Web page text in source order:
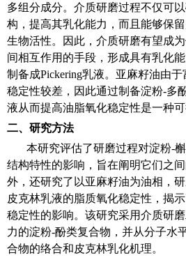
多组分成分。介质研磨过程不仅可
构，提高其乳化能力，而且能够保
生物活性。因此，介质研磨有望成
间相互作用的手段， 形成具有乳化
制备成Pickering乳液。亚麻籽油由
稳定性较差，因此通过制备淀粉-多
液从而提高油脂氧化稳定性是一种可
二、研究方法
本研究评估了研磨过程对淀粉-
结构特性的影响，旨在阐明它们之
外，还研究了以亚麻籽油为油相，
皮克林乳液的脂质氧化稳定性，揭
稳定性的影响。该研究采用介质研
力的淀粉-酚类复合物，并从分子水
合物的络合和皮克林乳化机理。